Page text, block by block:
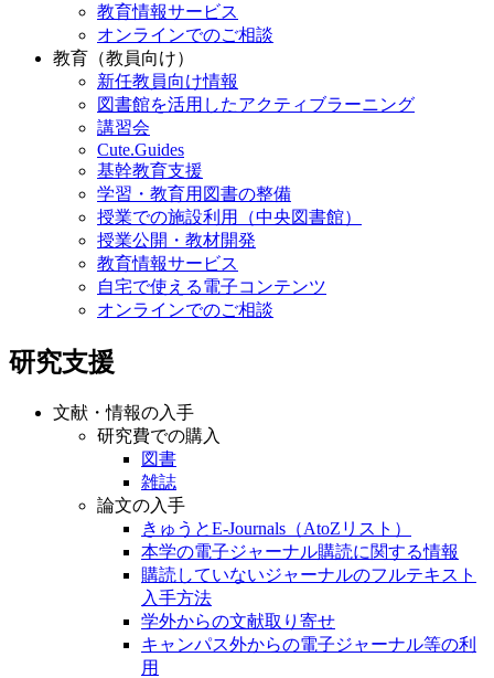
教育情報サービス
オンラインでのご相談
教育（教員向け）
新任教員向け情報
図書館を活用したアクティブラーニング
講習会
Cute.Guides
基幹教育支援
学習・教育用図書の整備
授業での施設利用（中央図書館）
授業公開・教材開発
教育情報サービス
自宅で使える電子コンテンツ
オンラインでのご相談
研究支援
文献・情報の入手
研究費での購入
図書
雑誌
論文の入手
きゅうとE-Journals（AtoZリスト）
本学の電子ジャーナル購読に関する情報
購読していないジャーナルのフルテキスト
入手方法
学外からの文献取り寄せ
キャンパス外からの電子ジャーナル等の利
用